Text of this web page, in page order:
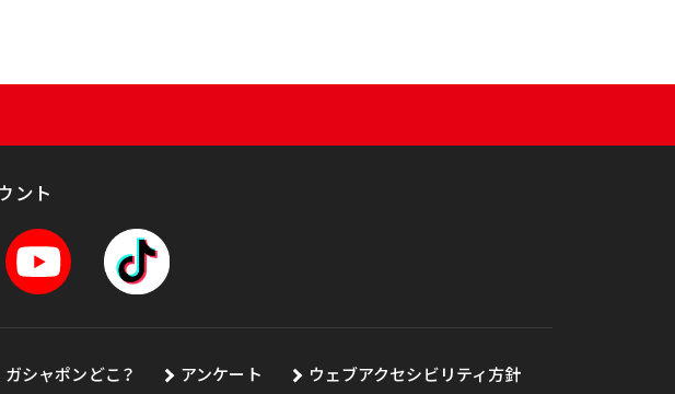
ント
ガシャポンどこ？ アンケート ウェブアクセシビリティ方針